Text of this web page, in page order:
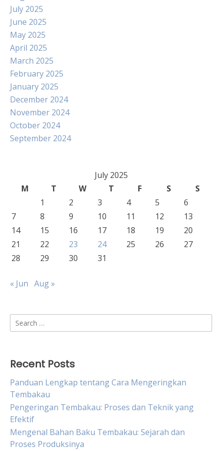
July 2025
June 2025
May 2025
April 2025
March 2025
February 2025
January 2025
December 2024
November 2024
October 2024
September 2024
July 2025
M
T W T F S
S
1
2 3 4 5
6
7
8 9 10 11 12
13
14
15 16 17 18 19
20
21
22 23 24 25 26
27
28
29 30 31
« Jun Aug »
Search
for:
Recent Posts
Panduan Lengkap tentang Cara Mengeringkan
Tembakau
Pengeringan Tembakau: Proses dan Teknik yang
Efektif
Mengenal Bahan Baku Tembakau: Sejarah dan
Proses Produksinya